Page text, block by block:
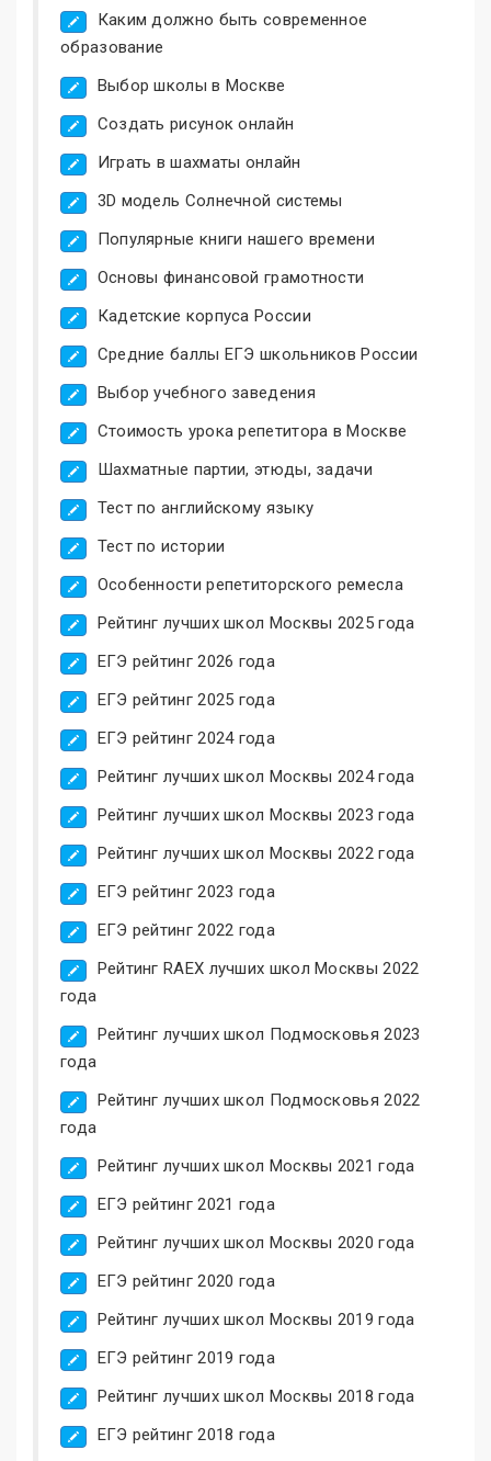
Каким должно быть современное
образование
Выбор школы в Москве
Создать рисунок онлайн
Играть в шахматы онлайн
3D модель Солнечной системы
Популярные книги нашего времени
Основы финансовой грамотности
Кадетские корпуса России
Средние баллы ЕГЭ школьников России
Выбор учебного заведения
Стоимость урока репетитора в Москве
Шахматные партии, этюды, задачи
Тест по английскому языку
Тест по истории
Особенности репетиторского ремесла
Рейтинг лучших школ Москвы 2025 года
ЕГЭ рейтинг 2026 года
ЕГЭ рейтинг 2025 года
ЕГЭ рейтинг 2024 года
Рейтинг лучших школ Москвы 2024 года
Рейтинг лучших школ Москвы 2023 года
Рейтинг лучших школ Москвы 2022 года
ЕГЭ рейтинг 2023 года
ЕГЭ рейтинг 2022 года
Рейтинг RAEX лучших школ Москвы 2022
года
Рейтинг лучших школ Подмосковья 2023
года
Рейтинг лучших школ Подмосковья 2022
года
Рейтинг лучших школ Москвы 2021 года
ЕГЭ рейтинг 2021 года
Рейтинг лучших школ Москвы 2020 года
ЕГЭ рейтинг 2020 года
Рейтинг лучших школ Москвы 2019 года
ЕГЭ рейтинг 2019 года
Рейтинг лучших школ Москвы 2018 года
ЕГЭ рейтинг 2018 года